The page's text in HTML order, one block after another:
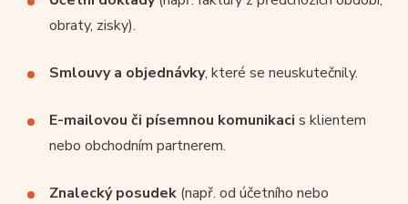
obraty, zisky).
Smlouvy a objednávky, které se neuskutečnily.
E-mailovou či písemnou komunikaci s klientem
nebo obchodním partnerem.
Znalecký posudek (např. od účetního nebo